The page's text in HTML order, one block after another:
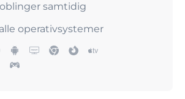
samtidig
operativsystemer